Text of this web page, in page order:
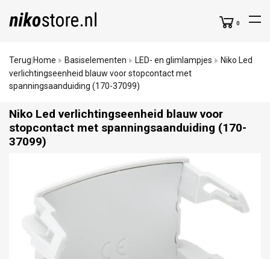
0
Terug Home Basiselementen LED- en glimlampjes
Niko Led
verlichtingseenheid blauw voor stopcontact met
spanningsaanduiding (170-37099)
Niko Led verlichtingseenheid blauw voor
stopcontact met spanningsaanduiding (170-
37099)